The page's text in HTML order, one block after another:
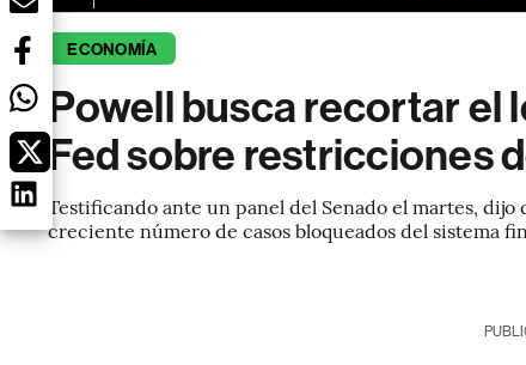
ECONOMÍA
Powell busca recortar el
Fed sobre restricciones
Testificando ante un panel del Senado el martes, dijo
creciente número de casos bloqueados del sistema